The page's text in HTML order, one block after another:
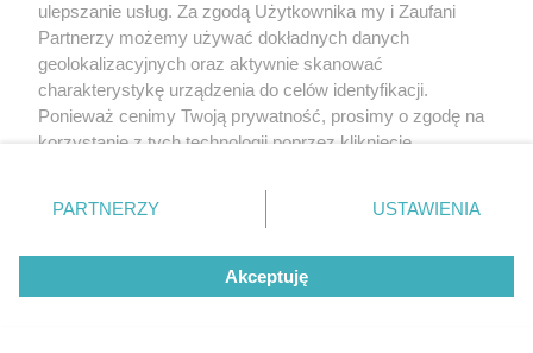
Żaden utwór zamieszczony w serwisie nie może być powielany i
bez pisemnej zgody właściciela praw. Jakiekolwiek użycie lub
bez właściwej zgody, jest zabronione pod groźbą kary i może być ścigane
ulepszanie usług. Za zgodą Użytkownika my i Zaufani
Partnerzy możemy używać dokładnych danych
geolokalizacyjnych oraz aktywnie skanować
charakterystykę urządzenia do celów identyfikacji.
Ponieważ cenimy Twoją prywatność, prosimy o zgodę na
korzystanie z tych technologii poprzez kliknięcie
zmienić/wycofać klikając przycisk ustawień prywatności
znajdujący się w lewym dolnym rogu strony
rodzaje przetwarzania danych nie wymagają zgody
użytkownika, ale masz prawo sprzeciwić się takiemu
przetwarzaniu. Preferencje będą miały zastosowanie tylko
PARTNERZY USTAWIENIA
Akceptuję